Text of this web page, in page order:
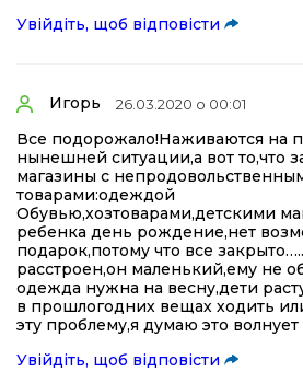
Увійдіть, щоб відповісти
Игорь 26.03.2020 о 00:01
Все подорожало!Наживаются на
нынешней ситуации,а вот то,что
магазины с
товарами:одеждой
Обувью,хозтоварами,детскими
ребенка день рождение,нет
подарок,потому что все
расстроен,он маленький,ему не
одежда нужна на весну,дети
в прошлогодних вещах ходить
эту проблему,я думаю это
Увійдіть, щоб відповісти